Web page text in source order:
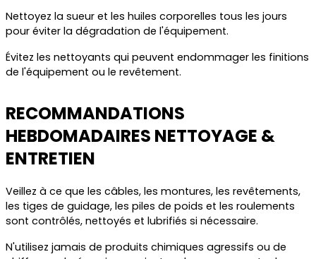
Nettoyez la sueur et les huiles corporelles tous les jours
pour éviter la dégradation de l'équipement.
Évitez les nettoyants qui peuvent endommager les finitions
de l'équipement ou le revêtement.
RECOMMANDATIONS
HEBDOMADAIRES NETTOYAGE &
ENTRETIEN
Veillez à ce que les câbles, les montures, les revêtements,
les tiges de guidage, les piles de poids et les roulements
sont contrôlés, nettoyés et lubrifiés si nécessaire.
N'utilisez jamais de produits chimiques agressifs ou de